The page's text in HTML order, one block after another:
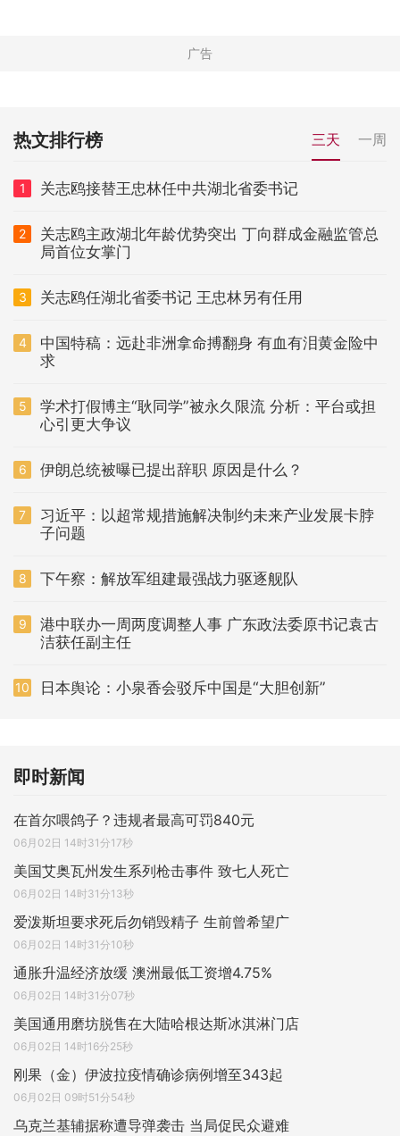
热文排行榜 三天 一周
1 关志鸥接替王忠林任中共湖北省委书记
2
关志鸥主政湖北年龄优势突出 丁向群成金融监管总
局首位女掌门
3 关志鸥任湖北省委书记 王忠林另有任用
4
中国特稿：远赴非洲拿命搏翻身 有血有泪黄金险中
求
5
学术打假博主“耿同学”被永久限流 分析：平台或担
心引更大争议
6 伊朗总统被曝已提出辞职 原因是什么？
7
习近平：以超常规措施解决制约未来产业发展卡脖
子问题
8 下午察：解放军组建最强战力驱逐舰队
9
港中联办一周两度调整人事 广东政法委原书记袁古
洁获任副主任
10 日本舆论：小泉香会驳斥中国是“大胆创新”
即时新闻
在首尔喂鸽子？违规者最高可罚840元
06月02日 14时31分17秒
美国艾奥瓦州发生系列枪击事件 致七人死亡
06月02日 14时31分13秒
爱泼斯坦要求死后勿销毁精子 生前曾希望广
06月02日 14时31分10秒
通胀升温经济放缓 澳洲最低工资增4.75%
06月02日 14时31分07秒
美国通用磨坊脱售在大陆哈根达斯冰淇淋门店
06月02日 14时16分25秒
刚果（金）伊波拉疫情确诊病例增至343起
06月02日 09时51分54秒
乌克兰基辅据称遭导弹袭击 当局促民众避难